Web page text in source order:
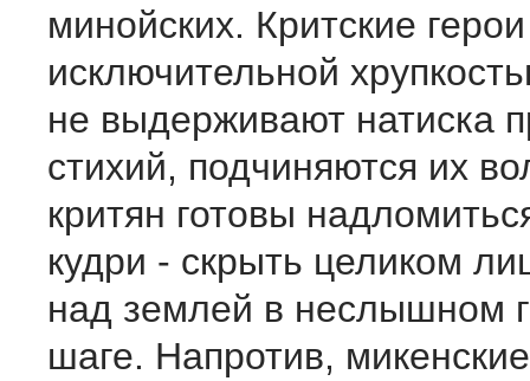
минойских. Критские
исключительной
не выдерживают натиска
стихий, подчиняются их
критян готовы
кудри - скрыть целиком
над землей в неслышном
шаге. Напротив,